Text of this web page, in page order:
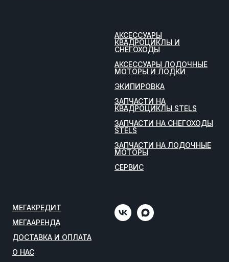
АКСЕССУАРЫ
КВАДРОЦИКЛЫ И
СНЕГОХОДЫ
АКСЕССУАРЫ ЛОДОЧНЫЕ
МОТОРЫ И ЛОДКИ
ЭКИПИРОВКА
ЗАПЧАСТИ НА
КВАДРОЦИКЛЫ STELS
ЗАПЧАСТИ НА СНЕГОХОДЫ
STELS
ЗАПЧАСТИ НА ЛОДОЧНЫЕ
МОТОРЫ
СЕРВИС
МЕГАКРЕДИТ
МЕГААРЕНДА
ДОСТАВКА И ОПЛАТА
О НАС